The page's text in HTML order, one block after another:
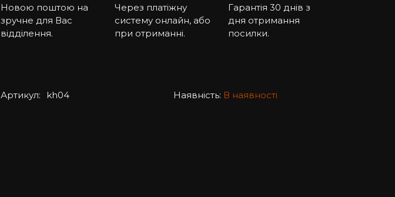
Новою поштою на
зручне для Вас
відділення.
Через платіжну
систему онлайн, або
при отриманні.
Гарантія 30 днів з
дня отримання
посилки.
Артикул: kh04 Наявність: В наявності